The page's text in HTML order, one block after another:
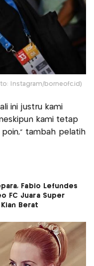
Instagram/borneofc.id)
ini justru kami
kami tetap
tambah pelatih
Fabio Lefundes
FC Juara Super
Berat